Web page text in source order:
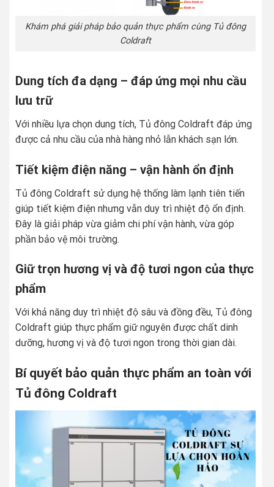
Khám phá giải pháp bảo quản thực phẩm cùng Tủ đông
Coldraft
Dung tích đa dạng – đáp ứng mọi nhu cầu
lưu trữ
Với nhiều lựa chọn dung tích, Tủ đông Coldraft đáp ứng
được cả nhu cầu của nhà hàng nhỏ lẫn khách sạn lớn.
Tiết kiệm điện năng – vận hành ổn định
Tủ đông Coldraft sử dụng hệ thống làm lạnh tiên tiến
giúp tiết kiệm điện nhưng vẫn duy trì nhiệt độ ổn định.
Đây là giải pháp vừa giảm chi phí vận hành, vừa góp
phần bảo vệ môi trường.
Giữ trọn hương vị và độ tươi ngon của thực
phẩm
Với khả năng duy trì nhiệt độ sâu và đồng đều, Tủ đông
Coldraft giúp thực phẩm giữ nguyên được chất dinh
dưỡng, hương vị và độ tươi ngon trong thời gian dài.
Bí quyết bảo quản thực phẩm an toàn với
Tủ đông Coldraft